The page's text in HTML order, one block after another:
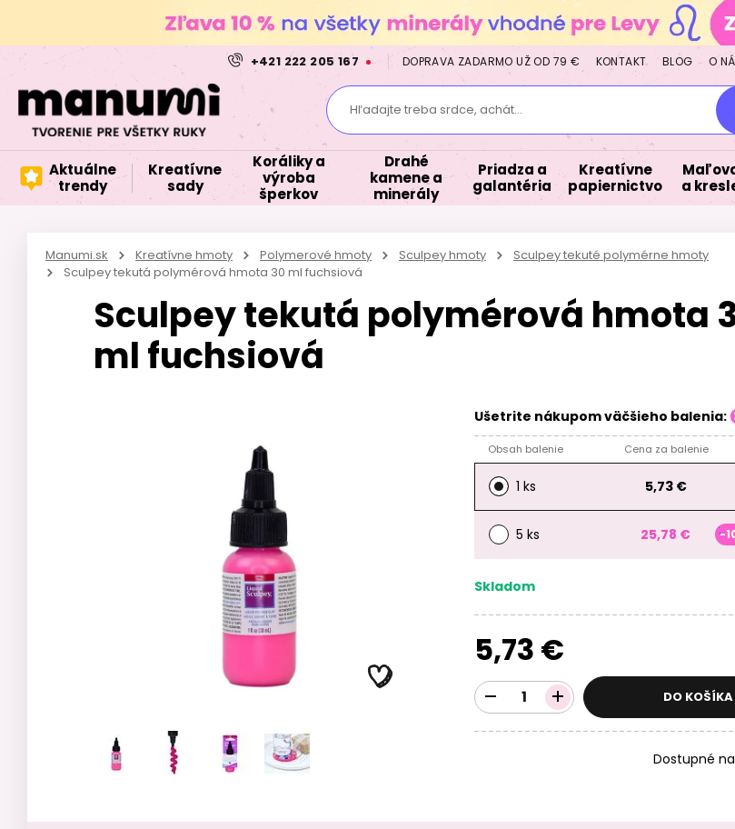
+421 222 205 167 DOPRAVA ZADARMO UŽ OD 79 € KONTAKT BLOG O
Hľadajte treba srdce, achát...
Aktuálne
trendy
Kreatívne
sady
Koráliky a
výroba
šperkov
Drahé
kamene a
minerály
Priadza a
galantéria
Kreatívne
papiernictvo
a
Manumi.sk Kreatívne hmoty Polymerové hmoty Sculpey hmoty
Sculpey tekuté polymérne hmoty
Sculpey tekutá polymérová hmota 30 ml fuchsiová
Sculpey tekutá polymérová hmota
ml fuchsiová
Ušetrite nákupom väčšieho balenia:
Obsah balenie Cena za balenie
1 ks 5,73 €
5 ks 25,78 € -
Skladom
5,73 €
DO KOŠÍKA
Dostupné na